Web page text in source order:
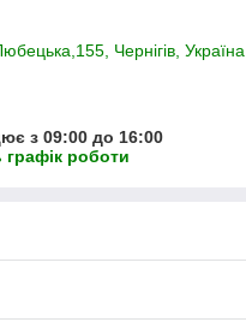
Чернігів, Україна
з 09:00 до 16:00
графік роботи